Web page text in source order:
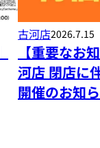
古河店2026.7.15
【重要なお
河店 閉店に
開催のお知